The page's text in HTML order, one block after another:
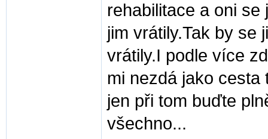
rehabilitace a oni
jim vrátily.Tak by se
vrátily.I podle více
mi nezdá jako
jen při tom buďte
všechno...